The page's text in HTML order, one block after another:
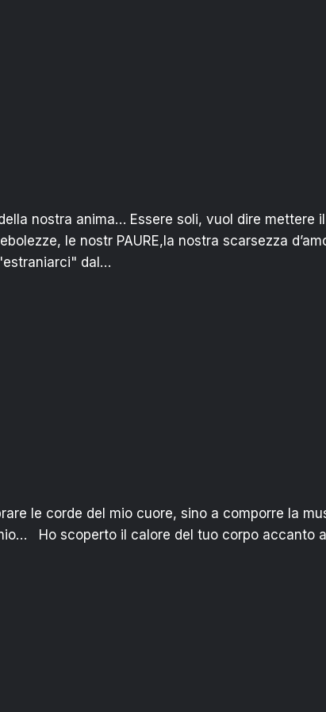
nostra anima… Essere soli, vuol dire mettere il
le nostr PAURE,la nostra scarsezza
dal…
le corde del mio cuore, sino a comporre la
Ho scoperto il calore del tuo corpo accanto